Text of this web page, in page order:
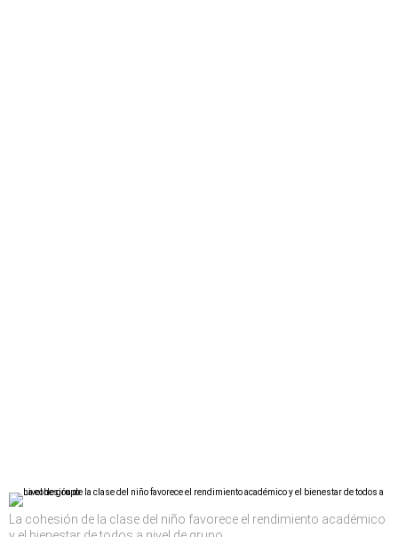
La cohesión de la clase del niño favorece el rendimiento académico